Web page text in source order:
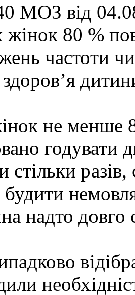
МОЗ від
жінок 80 %
частоти
не менше
годувати
стільки
надто довго